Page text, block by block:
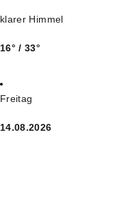
klarer Himmel
16° / 33°
Freitag
14.08.2026